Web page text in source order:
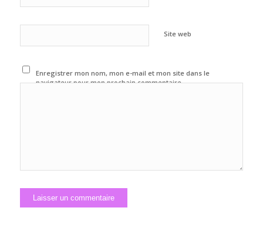
Site web
Enregistrer mon nom, mon e-mail et mon site dans le
navigateur pour mon prochain commentaire.